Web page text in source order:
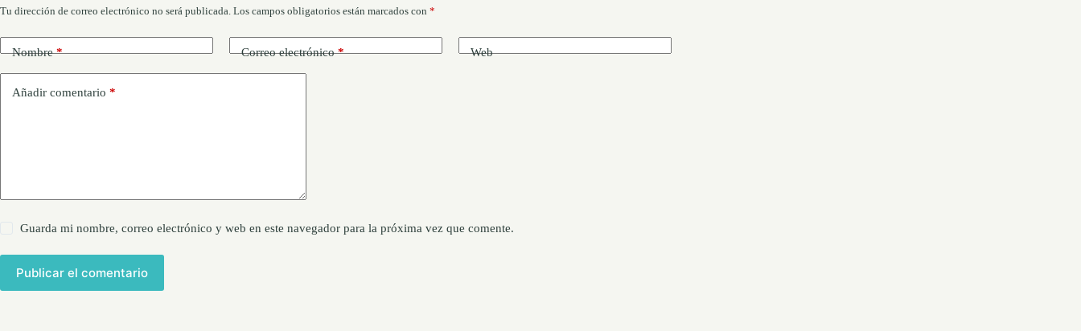
Tu dirección de correo electrónico no será publicada. Los campos obligatorios están marcados con *
Nombre* Correo electrónico* Web
Añadir comentario *
Guarda mi nombre, correo electrónico y web en este navegador para la próxima vez que comente.
Publicar el comentario